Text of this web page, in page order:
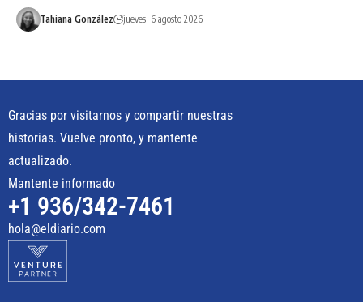
Tahiana González jueves, 6 agosto 2026
Gracias por visitarnos y compartir nuestras
historias. Vuelve pronto, y mantente
actualizado.
Mantente informado
+1 936/342-7461
hola@eldiario.com